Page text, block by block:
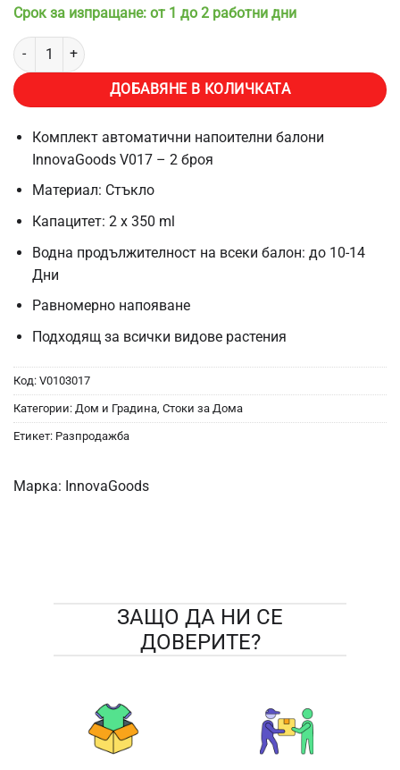
Срок за изпращане: от 1 до 2 работни дни
количество за Комплект Автоматични напоителни балони
ДОБАВЯНЕ В КОЛИЧКАТА
Комплект автоматични напоителни балони
InnovaGoods V017 – 2 броя
Материал: Cтъкло
Капацитет: 2 x 350 ml
Водна продължителност на всеки балон: до 10-14
Дни
Равномерно напояване
Подходящ за всички видове растения
Код: V0103017
Категории: Дом и Градина Стоки за Дома
Етикет: Разпродажба
Марка: InnovaGoods
ЗАЩО ДА НИ СЕ
ДОВЕРИТЕ?